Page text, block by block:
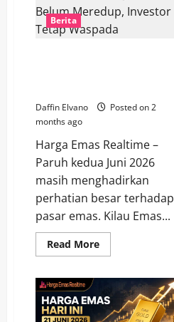
Juni
2026
Berubah,
Berita
Daffin Elvano
Posted on 2
months ago
Harga Emas Realtime –
Paruh kedua Juni 2026
masih menghadirkan
perhatian besar terhadap
pasar emas. Kilau Emas...
Read MoreRead
more
Emas
23
Juni
2026